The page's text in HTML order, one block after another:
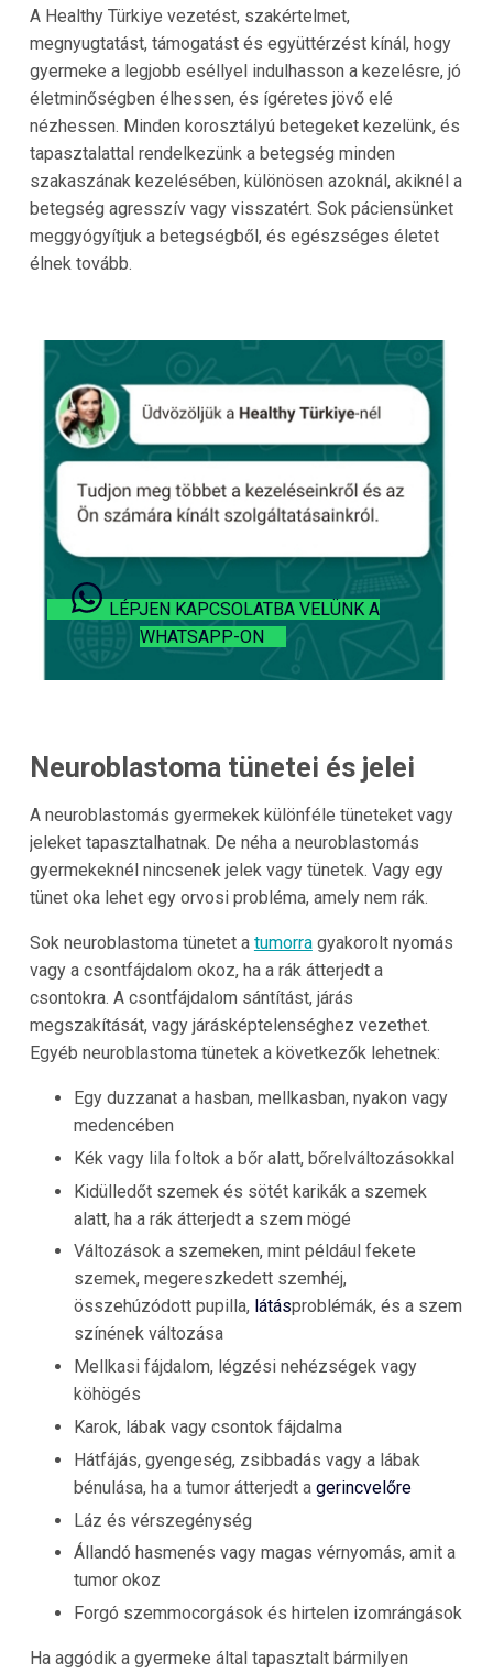
A Healthy Türkiye vezetést, szakértelmet,
megnyugtatást, támogatást és együttérzést kínál, hogy
gyermeke a legjobb eséllyel indulhasson a kezelésre, jó
életminőségben élhessen, és ígéretes jövő elé
nézhessen. Minden korosztályú betegeket kezelünk, és
tapasztalattal rendelkezünk a betegség minden
szakaszának kezelésében, különösen azoknál, akiknél a
betegség agresszív vagy visszatért. Sok páciensünket
meggyógyítjuk a betegségből, és egészséges életet
élnek tovább.
LÉPJEN KAPCSOLATBA VELÜNK A
WHATSAPP-ON
Neuroblastoma tünetei és jelei
A neuroblastomás gyermekek különféle tüneteket vagy
jeleket tapasztalhatnak. De néha a neuroblastomás
gyermekeknél nincsenek jelek vagy tünetek. Vagy egy
tünet oka lehet egy orvosi probléma, amely nem rák.
Sok neuroblastoma tünetet a tumorragyakorolt nyomás
vagy a csontfájdalom okoz, ha a rák átterjedt a
csontokra. A csontfájdalom sántítást, járás
megszakítását, vagy járásképtelenséghez vezethet.
Egyéb neuroblastoma tünetek a következők lehetnek:
Egy duzzanat a hasban, mellkasban, nyakon vagy
medencében
Kék vagy lila foltok a bőr alatt, bőrelváltozásokkal
Kidülledőt szemek és sötét karikák a szemek
alatt, ha a rák átterjedt a szem mögé
Változások a szemeken, mint például fekete
szemek, megereszkedett szemhéj,
összehúzódott pupilla, látásproblémák, és a szem
színének változása
Mellkasi fájdalom, légzési nehézségek vagy
köhögés
Karok, lábak vagy csontok fájdalma
Hátfájás, gyengeség, zsibbadás vagy a lábak
bénulása, ha a tumor átterjedt a gerincvelőre
Láz és vérszegénység
Állandó hasmenés vagy magas vérnyomás, amit a
tumor okoz
Forgó szemmocorgások és hirtelen izomrángások
Ha aggódik a gyermeke által tapasztalt bármilyen